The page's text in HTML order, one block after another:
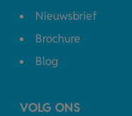
Nieuwsbrief
Brochure
Blog
VOLG ONS